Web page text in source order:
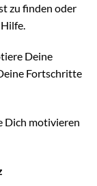
zu finden oder
Deine
Fortschritte
Dich motivieren